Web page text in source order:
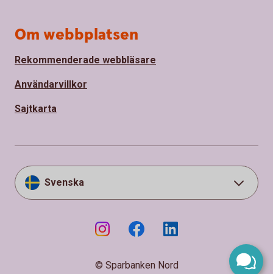
Om webbplatsen
Rekommenderade webbläsare
Användarvillkor
Sajtkarta
Svenska
© Sparbanken Nord